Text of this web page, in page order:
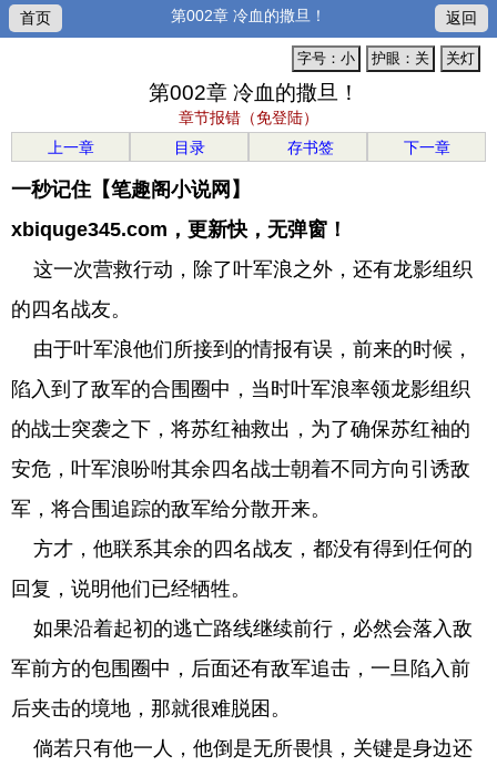
首页 第002章 冷血的撒旦！ 返回
关灯
护眼：关
字号：小
第002章 冷血的撒旦！
章节报错（免登陆）
上一章
目录 存书签 下一章
一秒记住【笔趣阁小说网】
xbiquge345.com，更新快，无弹窗！
这一次营救行动，除了叶军浪之外，还有龙影组织
的四名战友。
由于叶军浪他们所接到的情报有误，前来的时候，
陷入到了敌军的合围圈中，当时叶军浪率领龙影组织
的战士突袭之下，将苏红袖救出，为了确保苏红袖的
安危，叶军浪吩咐其余四名战士朝着不同方向引诱敌
军，将合围追踪的敌军给分散开来。
方才，他联系其余的四名战友，都没有得到任何的
回复，说明他们已经牺牲。
如果沿着起初的逃亡路线继续前行，必然会落入敌
军前方的包围圈中，后面还有敌军追击，一旦陷入前
后夹击的境地，那就很难脱困。
倘若只有他一人，他倒是无所畏惧，关键是身边还